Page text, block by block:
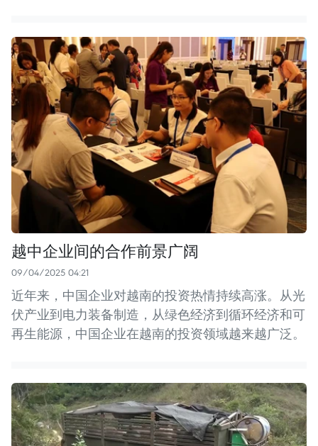
越中企业间的合作前景广阔
09/04/2025 04:21
近年来，中国企业对越南的投资热情持续高涨。从光
伏产业到电力装备制造，从绿色经济到循环经济和可
再生能源，中国企业在越南的投资领域越来越广泛。